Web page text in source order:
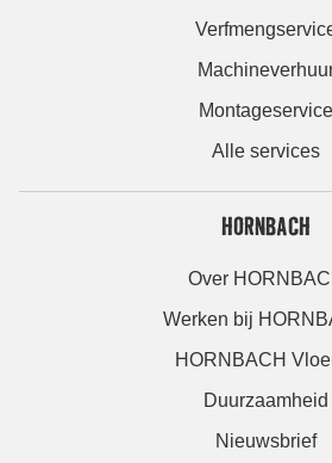
Montageservice
Alle services
HORNBACH
Over
Werken bij
HORNBACH
Duurzaamheid
Nieuwsbrief